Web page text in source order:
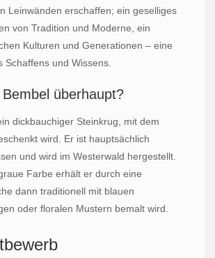
Leinwänden erschaffen; ein geselliges
von Tradition und Moderne, ein
Kulturen und Generationen – eine
Schaffens und Wissens.
überhaupt?
dickbauchiger Steinkrug, mit dem
wird. Er ist hauptsächlich
und wird im Westerwald hergestellt.
Farbe erhält er durch eine
dann traditionell mit blauen
oder floralen Mustern bemalt wird.